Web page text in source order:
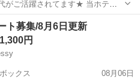
躍されてます★ 当ホテル
場利用を提案する営業をお任せ
ト募集/8月6日更新
円
ックス
08月06日